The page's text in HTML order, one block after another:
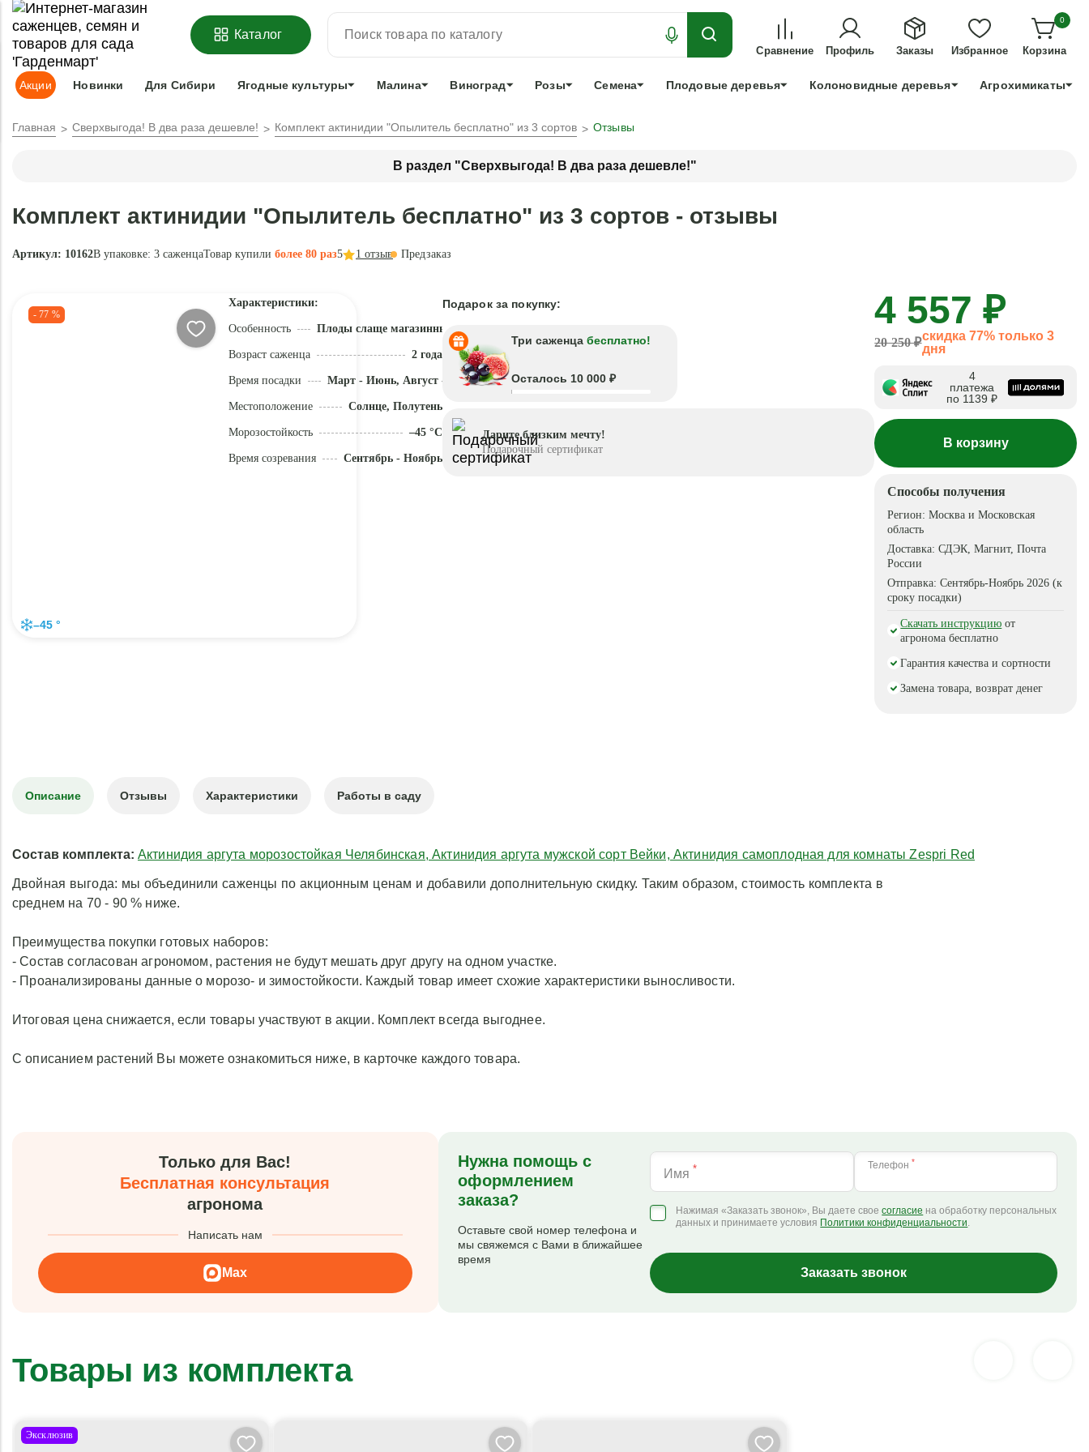
ОФОРМИТЬПРЕДЗАКАЗ =ЗАБРОНИРОВАТЬЛУЧШЕЕ ДЛЯ ТЕХ, КТО УСПЕЕТ!
Адрес доставки:Москва Доставка и оплата Гарантии +7 991 898 83 30
Каталог
Сравнение Профиль Заказы Избранное
0
Корзина
Акции Новинки Для Сибири Ягодные культуры Малина Виноград Розы Семена Плодовые деревья Колоновидные деревья Агрохимикаты
Главная Сверхвыгода! В два раза дешевле! Комплект актинидии "Опылитель бесплатно" из 3 сортов Отзывы
В раздел "Сверхвыгода! В два раза дешевле!"
Комплект актинидии "Опылитель бесплатно" из 3 сортов - отзывы
Артикул: 10162В упаковке: 3 саженцаТовар купили более 80 раз5 1 отзыв Предзаказ
- 77 %
–45 °
Характеристики:
Особенность Плоды слаще магазинных
Возраст саженца 2 года
Время посадки Март - Июнь, Август - Октябрь
Местоположение Солнце, Полутень
Морозостойкость –45 °C
Время созревания Сентябрь - Ноябрь
Подарок за покупку:
Три саженца бесплатно!
Осталось 10 000 ₽
Дарите близким мечту!
Подарочный сертификат
4 557 ₽
20 250 ₽скидка 77% только 3
дня
4
платежа
по 1139 ₽
В корзину
Способы получения
Регион:Москва и Московская
область
Доставка:СДЭК, Магнит, Почта
России
Отправка:Сентябрь-Ноябрь 2026 (к
сроку посадки)
Скачать инструкцию от
агронома бесплатно
Гарантия качества и сортности
Замена товара, возврат денег
Описание Отзывы Характеристики Работы в саду
Состав комплекта: Актинидия аргута морозостойкая Челябинская, Актинидия аргута мужской сорт Вейки, Актинидия самоплодная для комнаты Zespri Red
Двойная выгода: мы объединили саженцы по акционным ценам и добавили дополнительную скидку. Таким образом, стоимость комплекта в
среднем на 70 - 90 % ниже.
Преимущества покупки готовых наборов:
- Состав согласован агрономом, растения не будут мешать друг другу на одном участке.
- Проанализированы данные о морозо- и зимостойкости. Каждый товар имеет схожие характеристики выносливости.
Итоговая цена снижается, если товары участвуют в акции. Комплект всегда выгоднее.
С описанием растений Вы можете ознакомиться ниже, в карточке каждого товара.
Только для Вас!
Бесплатная консультация
агронома
Написать нам
Max
Нужна помощь с
оформлением
заказа?
Оставьте свой номер телефона и
мы свяжемся с Вами в ближайшее
время
Имя * Телефон *
Нажимая «Заказать звонок», Вы даете своесогласие на обработку персональных
данных и принимаете условия Политики конфиденциальности.
Заказать звонок
Товары из комплекта
Эксклюзив